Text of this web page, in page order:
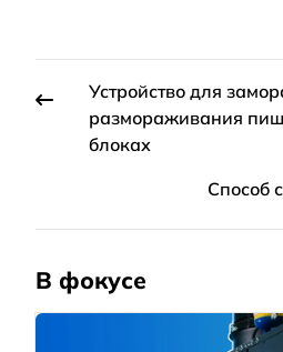
Устройство для
размораживания
блоках
Способ
В фокусе